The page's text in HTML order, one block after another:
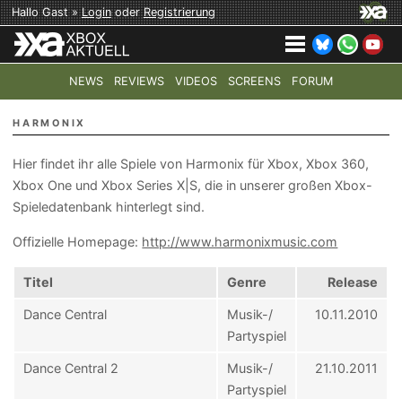
Hallo Gast »LoginoderRegistrierung
NEWS REVIEWS VIDEOS SCREENS FORUM
TOP-THEMEN: COD: MODERN WARFARE 4 HALO:
HARMONIX
Hier findet ihr alle Spiele von Harmonix für Xbox, Xbox 360,
Xbox One und Xbox Series X|S, die in unserer großen Xbox-
Spieledatenbank hinterlegt sind.
Offizielle Homepage: http://www.harmonixmusic.com
Titel Genre Release
Dance Central
Musik-/
Partyspiel
10.11.2010
Dance Central 2
Musik-/
Partyspiel
21.10.2011